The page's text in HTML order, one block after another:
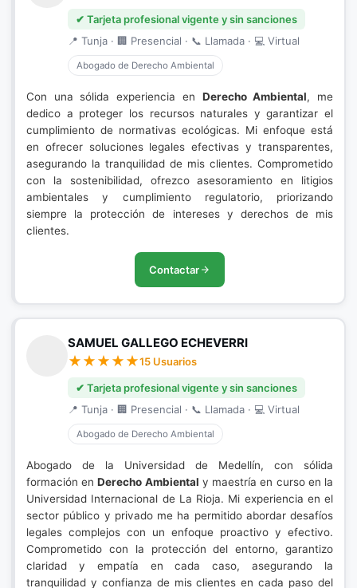
✔ Tarjeta profesional vigente y sin sanciones
📍 Tunja · 🏢 Presencial · 📞 Llamada · 💻 Virtual
Abogado de Derecho Ambiental
Con una sólida experiencia en Derecho Ambiental, me
dedico a proteger los recursos naturales y garantizar el
cumplimiento de normativas ecológicas. Mi enfoque está
en ofrecer soluciones legales efectivas y transparentes,
asegurando la tranquilidad de mis clientes. Comprometido
con la sostenibilidad, ofrezco asesoramiento en litigios
ambientales y cumplimiento regulatorio, priorizando
siempre la protección de intereses y derechos de mis
clientes.
Contactar
SAMUEL GALLEGO ECHEVERRI
15 Usuarios
✔ Tarjeta profesional vigente y sin sanciones
📍 Tunja · 🏢 Presencial · 📞 Llamada · 💻 Virtual
Abogado de Derecho Ambiental
Abogado de la Universidad de Medellín, con sólida
formación enDerecho Ambiental y maestría en curso en la
Universidad Internacional de La Rioja. Mi experiencia en el
sector público y privado me ha permitido abordar desafíos
legales complejos con un enfoque proactivo y efectivo.
Comprometido con la protección del entorno, garantizo
claridad y empatía en cada caso, asegurando la
tranquilidad y confianza de mis clientes en cada paso del